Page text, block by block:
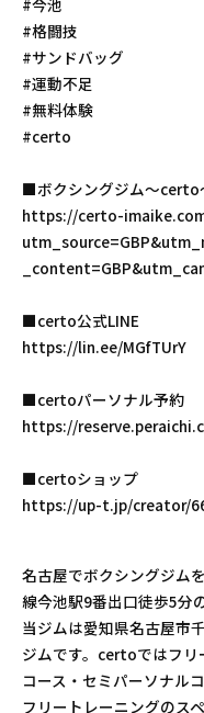
#今池
#格闘技
#サンドバッグ
#運動不足
#無料体験
#certo
■ボクシングジム〜certo
https://certo-
■certo公式LINE
https://lin.ee/MGfTUrY
■certoパーソナル予約
https://
■certoショップ
https://up-t.jp/creator/
名古屋でボクシングジム
線今池駅9番出口徒歩5分
当ジムは愛知県名古屋市
ジムです。certoではフリ
コース・セミパーソナル
フリートレーニングのス